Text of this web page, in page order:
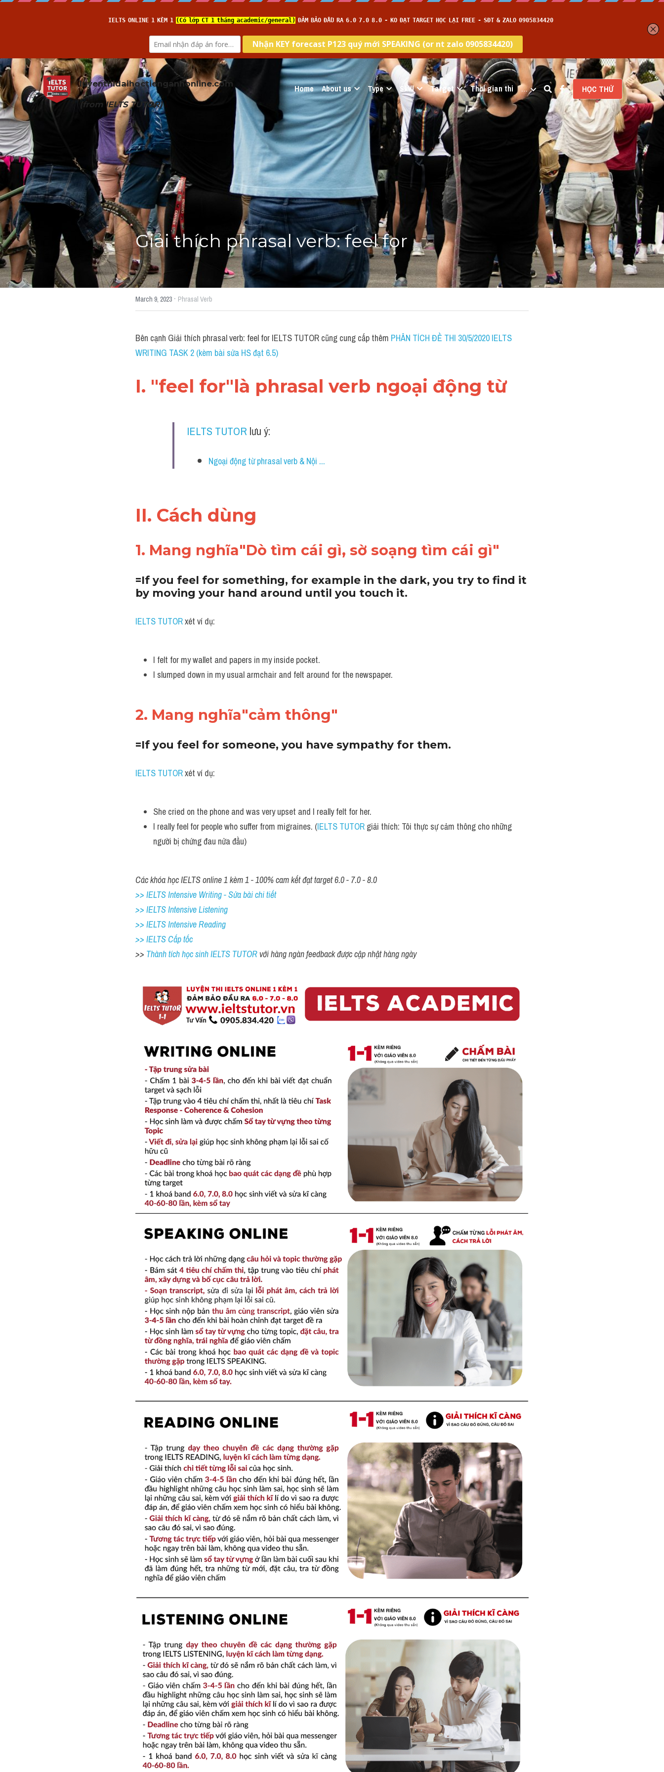
luyenthidaihoctienganhonline.com
(from IELTS TUTOR)
Home About us Type Skill Target Thời gian thi … HỌC THỬ
Giải thích phrasal verb: feel for
March 9, 2023 · Phrasal Verb
Bên cạnh Giải thích phrasal verb: feel for IELTS TUTOR cũng cung cấp thêm PHÂN TÍCH ĐỀ THI 30/5/2020 IELTS
WRITING TASK 2 (kèm bài sửa HS đạt 6.5)
I. "feel for"là phrasal verb ngoại động từ
IELTS TUTOR lưu ý:
Ngoại động từ phrasal verb & Nội ...
II. Cách dùng
1. Mang nghĩa"Dò tìm cái gì, sờ soạng tìm cái gì"
=If you feel for something, for example in the dark, you try to find it
by moving your hand around until you touch it.
IELTS TUTOR xét ví dụ:
I felt for my wallet and papers in my inside pocket.
I slumped down in my usual armchair and felt around for the newspaper.
2. Mang nghĩa"cảm thông"
=If you feel for someone, you have sympathy for them.
IELTS TUTOR xét ví dụ:
She cried on the phone and was very upset and I really felt for her.
I really feel for people who suffer from migraines. (IELTS TUTOR giải thích: Tôi thực sự cảm thông cho những
người bị chứng đau nửa đầu)
Các khóa học IELTS online 1 kèm 1 - 100% cam kết đạt target 6.0 - 7.0 - 8.0
>> IELTS Intensive Writing - Sửa bài chi tiết
>> IELTS Intensive Listening
>> IELTS Intensive Reading
>> IELTS Cấp tốc
>> Thành tích học sinh IELTS TUTOR với hàng ngàn feedback được cập nhật hàng ngày